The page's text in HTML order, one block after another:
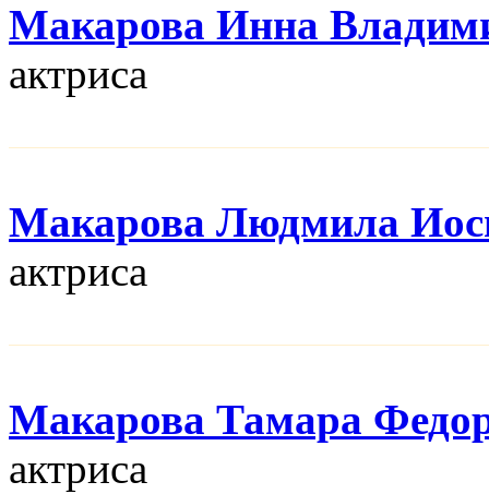
Макарова Инна
актриса
Макарова Людмила
актриса
Макарова Тамара
актриса